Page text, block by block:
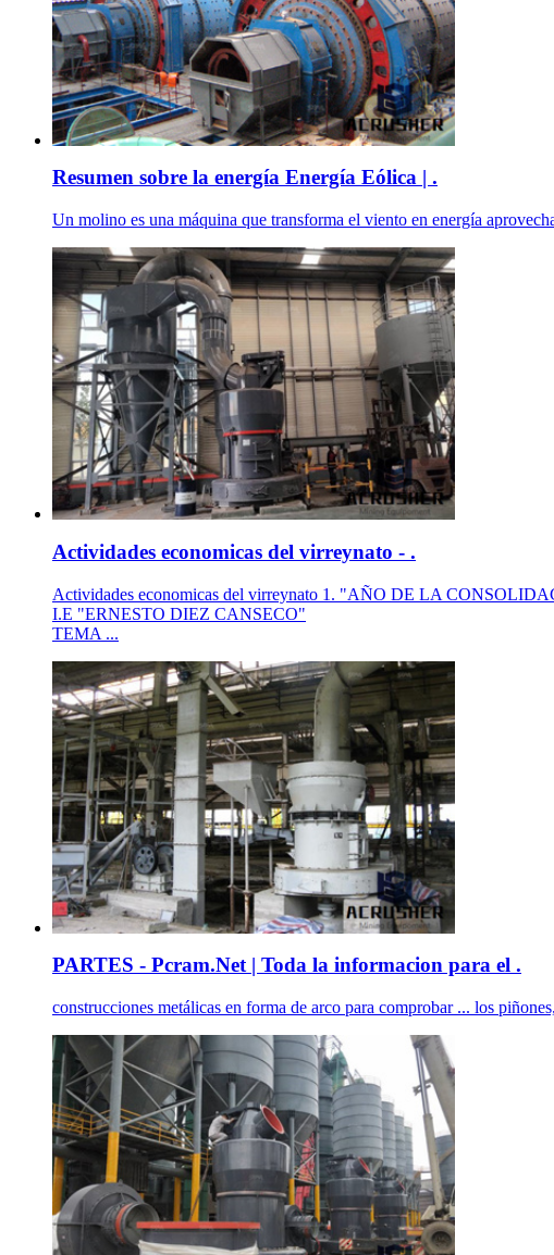
Resumen sobre la energía Energía Eólica | .
Un molino es una máquina que transforma el viento en energía
Actividades economicas del virreynato - .
Actividades economicas del virreynato 1. "AÑO DE LA
I.E "ERNESTO DIEZ CANSECO"
TEMA ...
PARTES - Pcram.Net | Toda la informacion para el .
construcciones metálicas en forma de arco para comprobar ... los